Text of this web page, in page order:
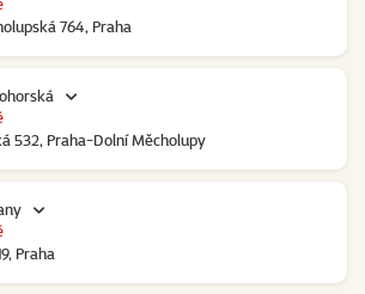
764, Praha
532, Praha-Dolní Měcholupy
Praha